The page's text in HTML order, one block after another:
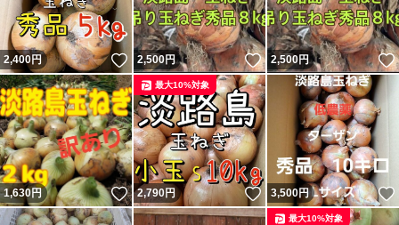
2,400円 いいね！
2,500円 いいね！
2,500円
1,630円 いいね！
2,790円 いいね！
最大10%対象
3,500円
最大10%対象